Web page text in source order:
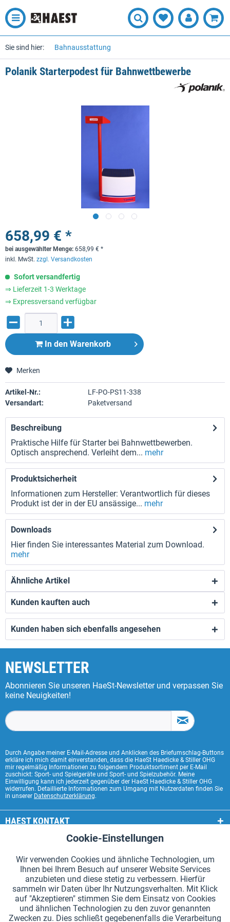
Sie sind hier: Bahnausstattung
Polanik Starterpodest für Bahnwettbewerbe
658,99 € *
bei ausgewählter Menge: 658,99 € *
inkl. MwSt. zzgl. Versandkosten
Sofort versandfertig
⇒ Lieferzeit 1-3 Werktage
⇒ Expressversand verfügbar
In den Warenkorb
Merken
Artikel-Nr.:
LF-PO-PS11-338
Versandart:
Paketversand
Beschreibung
Praktische Hilfe für Starter bei Bahnwettbewerben.
Optisch ansprechend. Verleiht dem... mehr
Produktsicherheit
Informationen zum Hersteller: Verantwortlich für dieses
Produkt ist der in der EU ansässige... mehr
Downloads
Hier finden Sie interessantes Material zum Download.
mehr
Ähnliche Artikel
Kunden kauften auch
Kunden haben sich ebenfalls angesehen
NEWSLETTER
Abonnieren Sie unseren HaeSt-Newsletter und verpassen Sie
keine Neuigkeiten!
Durch Angabe meiner E-Mail-Adresse und Anklicken des Briefumschlag-Buttons
erkläre ich mich damit einverstanden, dass die HaeSt Haedicke & Stiller OHG
mir regelmäßig Informationen zu folgendem Produktsortiment per E-Mail
zuschickt: Sport- und Spielgeräte und Sport- und Spielzubehör. Meine
Einwilligung kann ich jederzeit gegenüber der HaeSt Haedicke & Stiller OHG
widerrufen. Detaillierte Informationen zum Umgang mit Nutzerdaten finden Sie
in unserer Datenschutzerklärung.
HAEST KONTAKT
HAEST SHOP SERVICE
ALLGEMEINE INFORMATIONEN
ZAHLUNGSARTEN
*Alle Preise inkl. Mehrwertsteuer zzgl.Versandkosten.
Aktiv
Tracking Aktiv
Cookie-Einstellungen
Wir verwenden Cookies und ähnliche Technologien, um
Ihnen bei Ihrem Besuch auf unserer Website Services
anzubieten und diese stetig zu verbessern. Hierfür
sammeln wir Daten über Ihr Nutzungsverhalten. Mit Klick
auf "Akzeptieren" stimmen Sie dem Einsatz von Cookies
und ähnlichen Technologien zu den zuvor genannten
Zwecken zu. Dies schließt gegebenenfalls die Verarbeitung